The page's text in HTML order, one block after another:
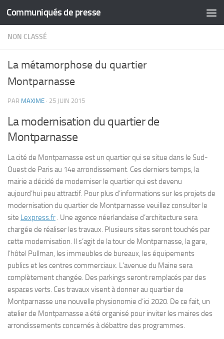
Skip to content
Communiqués de presse
NON CLASSÉ
La métamorphose du quartier
Montparnasse
PAR MAXIME · 25 JUIN 2015
La modernisation du quartier de
Montparnasse
La cité de Montparnasse est un quartier qui se situe dans le Sud-
Ouest de Paris au 14e arrondissement. Ces derniers temps, la
mairie a décidé de moderniser le quartier qui est devenu
aujourd’hui peu attractif. Pour plus d’informations sur les projets de
modernisation du quartier de Montparnasse veuillez consulter le
site Lexpress.fr . Une agence néerlandaise d’architecture sera
chargée de réaliser les travaux. Plusieurs sites seront touchés par
cette modernisation. Il s’agit de la tour de Montparnasse, la gare,
l’hôtel Pullman, les immeubles de bureaux, les équipements
publics et les centres commerciaux. L’avenue du Maine sera
complètement changée. Des parkings seront remplacés par des
espaces verts. Ces travaux visent à donner au quartier de
Montparnasse une nouvelle physionomie d’ici 2020. De ce fait, un
atelier de Montparnasse a été organisé pour inviter les maires des
arrondissements concernés à débattre des programmes.